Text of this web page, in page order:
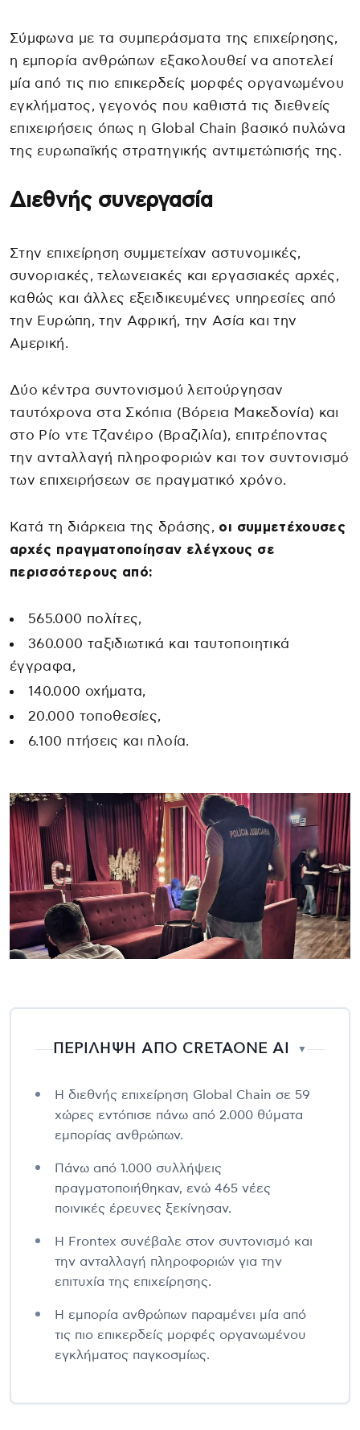
Σύμφωνα με τα συμπεράσματα της επιχείρησης,
η εμπορία ανθρώπων εξακολουθεί να αποτελεί
μία από τις πιο επικερδείς μορφές οργανωμένου
εγκλήματος, γεγονός που καθιστά τις διεθνείς
επιχειρήσεις όπως η Global Chain βασικό πυλώνα
της ευρωπαϊκής στρατηγικής αντιμετώπισής της.
Διεθνής συνεργασία
Στην επιχείρηση συμμετείχαν αστυνομικές,
συνοριακές, τελωνειακές και εργασιακές αρχές,
καθώς και άλλες εξειδικευμένες υπηρεσίες από
την Ευρώπη, την Αφρική, την Ασία και την
Αμερική.
Δύο κέντρα συντονισμού λειτούργησαν
ταυτόχρονα στα Σκόπια (Βόρεια Μακεδονία) και
στο Ρίο ντε Τζανέιρο (Βραζιλία), επιτρέποντας
την ανταλλαγή πληροφοριών και τον συντονισμό
των επιχειρήσεων σε πραγματικό χρόνο.
Κατά τη διάρκεια της δράσης, οι συμμετέχουσες
αρχές πραγματοποίησαν ελέγχους σε
περισσότερους από:
565.000 πολίτες,
360.000 ταξιδιωτικά και ταυτοποιητικά
έγγραφα,
140.000 οχήματα,
20.000 τοποθεσίες,
6.100 πτήσεις και πλοία.
ΠΕΡΙΛΗΨΗ ΑΠΟ CRETAONE AI ▼
Η διεθνής επιχείρηση Global Chain σε 59
χώρες εντόπισε πάνω από 2.000 θύματα
εμπορίας ανθρώπων.
Πάνω από 1.000 συλλήψεις
πραγματοποιήθηκαν, ενώ 465 νέες
ποινικές έρευνες ξεκίνησαν.
Η Frontex συνέβαλε στον συντονισμό και
την ανταλλαγή πληροφοριών για την
επιτυχία της επιχείρησης.
Η εμπορία ανθρώπων παραμένει μία από
τις πιο επικερδείς μορφές οργανωμένου
εγκλήματος παγκοσμίως.